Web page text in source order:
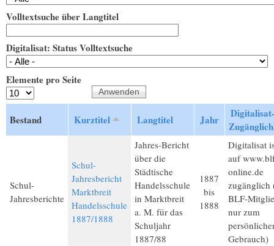
Volltextsuche über Langtitel
Digitalisat: Status Volltextsuche
Elemente pro Seite
Bestand Kurztitel Langtitel Jahr
Digitalisat-
Schul-
Jahresberichte
Schul-
Jahresbericht
Marktbreit
Handelsschule
1887/1888
Jahres-Bericht
über die
Städtische
Handelsschule
in Marktbreit
a. M. für das
Schuljahr
1887/88
1887
bis
1888
Digitalisat
auf
online.de
zugänglich
BLF-
nur zum
Gebrauch)